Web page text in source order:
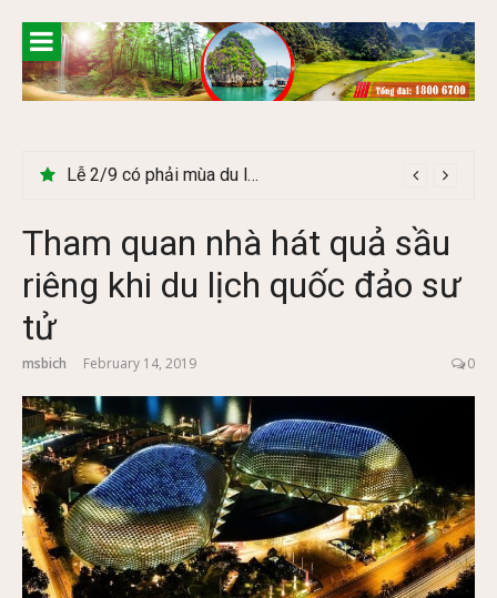
content
Cây Ráy khổng lồ tại vườn Quốc gia Cúc Phương
Tham quan nhà hát quả sầu
riêng khi du lịch quốc đảo sư
tử
msbich February 14, 2019 0